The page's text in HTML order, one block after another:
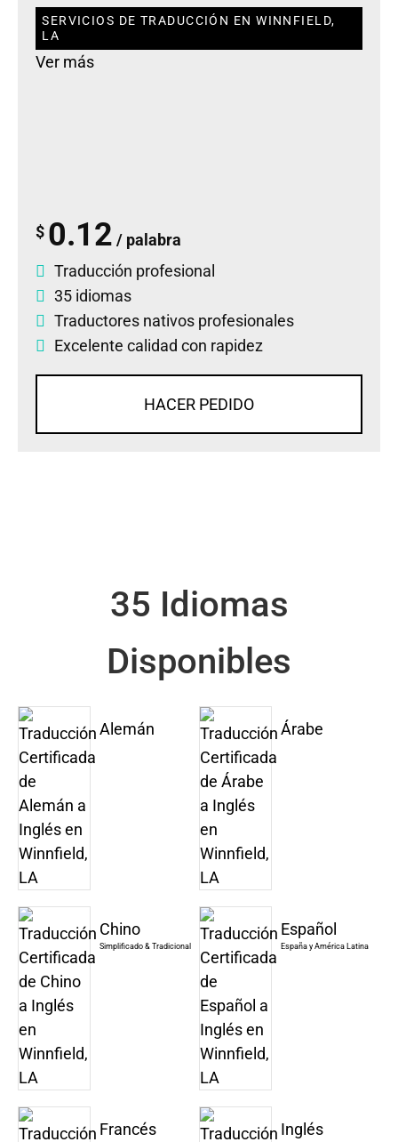
SERVICIOS DE TRADUCCIÓN EN WINNFIELD,
LA
Ver más
$ 0.12 / palabra
Traducción profesional
35 idiomas
Traductores nativos profesionales
Excelente calidad con rapidez
HACER PEDIDO
35 Idiomas
Disponibles
Alemán Árabe
Chino
Simplificado & Tradicional
Español
España y América Latina
Francés Inglés